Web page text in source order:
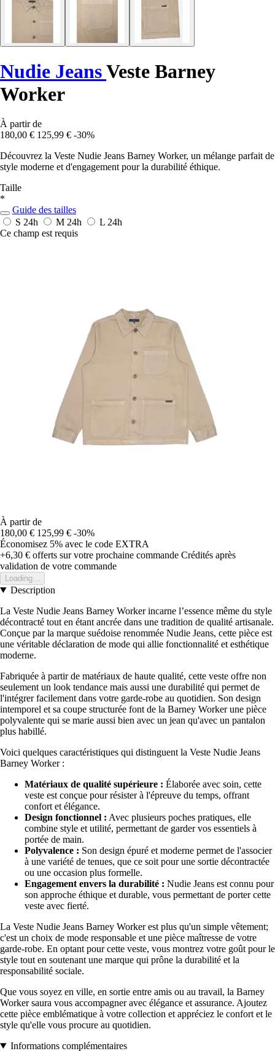
Nudie JeansVeste Barney
Worker
À partir de
180,00 € 125,99 € -30%
Découvrez la Veste Nudie Jeans Barney Worker, un mélange parfait de
style moderne et d'engagement pour la durabilité éthique.
Taille
*
Guide des tailles
S 24h M 24h L 24h
Ce champ est requis
À partir de
180,00 € 125,99 € -30%
Économisez 5% avec le code EXTRA
+6,30 € offerts sur votre prochaine commande Crédités après
validation de votre commande
Loading...
Description
La Veste Nudie Jeans Barney Worker incarne l’essence même du style
décontracté tout en étant ancrée dans une tradition de qualité artisanale.
Conçue par la marque suédoise renommée Nudie Jeans, cette pièce est
une véritable déclaration de mode qui allie fonctionnalité et esthétique
moderne.
Fabriquée à partir de matériaux de haute qualité, cette veste offre non
seulement un look tendance mais aussi une durabilité qui permet de
l'intégrer facilement dans votre garde-robe au quotidien. Son design
intemporel et sa coupe structurée font de la Barney Worker une pièce
polyvalente qui se marie aussi bien avec un jean qu'avec un pantalon
plus habillé.
Voici quelques caractéristiques qui distinguent la Veste Nudie Jeans
Barney Worker :
Matériaux de qualité supérieure : Élaborée avec soin, cette
veste est conçue pour résister à l'épreuve du temps, offrant
confort et élégance.
Design fonctionnel : Avec plusieurs poches pratiques, elle
combine style et utilité, permettant de garder vos essentiels à
portée de main.
Polyvalence : Son design épuré et moderne permet de l'associer
à une variété de tenues, que ce soit pour une sortie décontractée
ou une occasion plus formelle.
Engagement envers la durabilité : Nudie Jeans est connu pour
son approche éthique et durable, vous permettant de porter cette
veste avec fierté.
La Veste Nudie Jeans Barney Worker est plus qu'un simple vêtement;
c'est un choix de mode responsable et une pièce maîtresse de votre
garde-robe. En optant pour cette veste, vous montrez votre goût pour le
style tout en soutenant une marque qui prône la durabilité et la
responsabilité sociale.
Que vous soyez en ville, en sortie entre amis ou au travail, la Barney
Worker saura vous accompagner avec élégance et assurance. Ajoutez
cette pièce emblématique à votre collection et appréciez le confort et le
style qu'elle vous procure au quotidien.
Informations complémentaires